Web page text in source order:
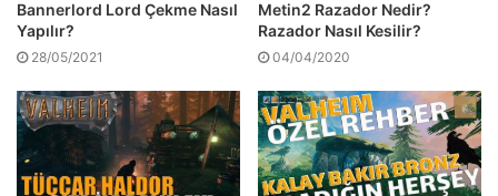
Bannerlord Lord Çekme Nasıl
Yapılır?
28/05/2021
Metin2 Razador Nedir?
Razador Nasıl Kesilir?
04/04/2020